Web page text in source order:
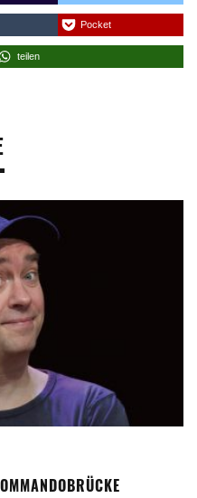
Pocket
teilen